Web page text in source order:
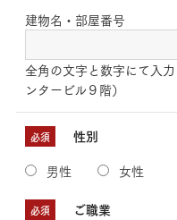
建物名・部屋番号
全角の文字と数字にて入
ンタービル９階）
必須 性別
男性 女性
必須 ご職業